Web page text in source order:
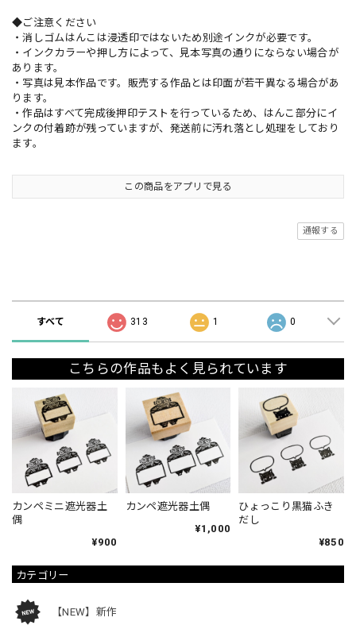
カテゴリー
【NEW】新作
◆ご注意ください
・消しゴムはんこは浸透印ではないため別途インクが必要です。
・インクカラーや押し方によって、見本写真の通りにならない場合が
あります。
・写真は見本作品です。販売する作品とは印面が若干異なる場合があ
ります。
・作品はすべて完成後押印テストを行っているため、はんこ部分にイ
ンクの付着跡が残っていますが、発送前に汚れ落とし処理をしており
ます。
この商品をアプリで見る
通報する
すべて 313 1 0
こちらの作品もよく見られています
カンペミニ遮光器土
偶
¥900
カンペ遮光器土偶
¥1,000
ひょっこり黒猫ふき
だし
¥850